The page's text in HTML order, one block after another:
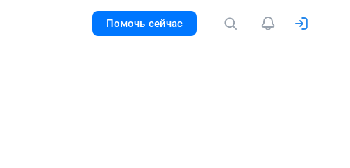
Помочь сейчас